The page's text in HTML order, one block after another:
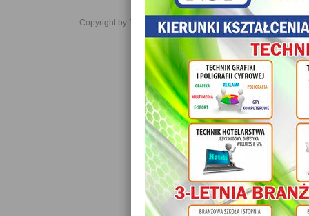
Copyright by Daniel JabĹoĹski 2006-2021. All rights